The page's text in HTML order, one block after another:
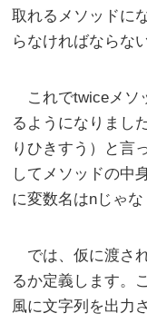
取れるメソッドに
らなければならな
これでtwiceメソ
るようになりまし
りひきすう）と言
してメソッドの中
に変数名はnじゃな
では、仮に渡さ
るか定義します。
風に文字列を出力